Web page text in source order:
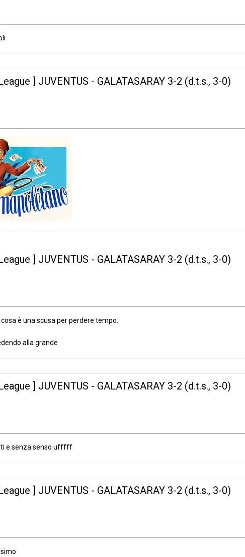
] JUVENTUS - GALATASARAY 3-2 (d.t.s., 3-0)
] JUVENTUS - GALATASARAY 3-2 (d.t.s., 3-0)
è una scusa per perdere tempo.
alla grande
] JUVENTUS - GALATASARAY 3-2 (d.t.s., 3-0)
e senza senso ufffff
] JUVENTUS - GALATASARAY 3-2 (d.t.s., 3-0)